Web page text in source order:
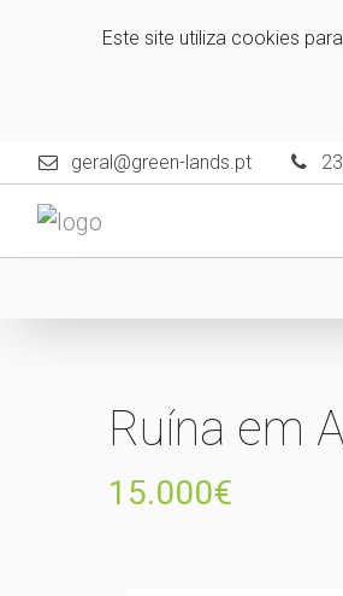
Este site utiliza cookies
geral@green-lands.pt
Ruína em
15.000€